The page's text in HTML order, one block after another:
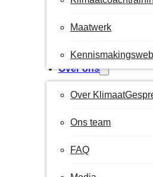
Maatwerk
Over ons
Over
Ons team
FAQ